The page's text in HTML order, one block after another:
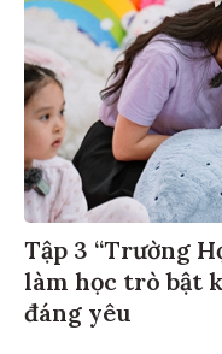
Tập 3 “Trường
làm học trò bật
đáng yêu